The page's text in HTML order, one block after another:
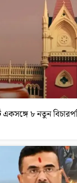
একসঙ্গে ৮ নতুন